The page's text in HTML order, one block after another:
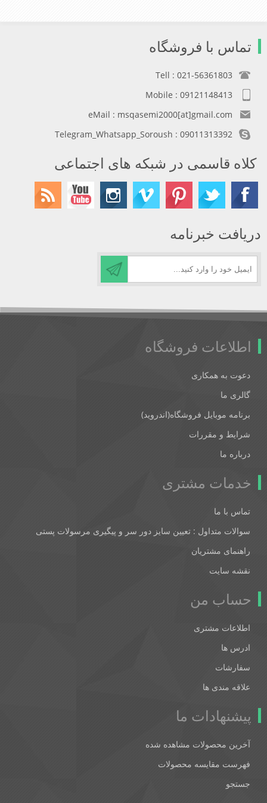
تماس با فروشگاه
Tell : 021-56361803
Mobile : 09121148413
eMail : msqasemi2000[at]gmail.com
Telegram_Whatsapp_Soroush : 09011313392
کلاه قاسمی در شبکه های اجتماعی
دریافت خبرنامه
اطلاعات فروشگاه
دعوت به همکاری
گالری ما
برنامه موبایل فروشگاه(اندروید)
شرایط و مقررات
درباره ما
خدمات مشتری
تماس با ما
سوالات متداول : تعیین سایز دور سر و پیگیری مرسولات پستی
راهنمای مشتریان
نقشه سایت
حساب من
اطلاعات مشتری
ادرس ها
سفارشات
علاقه مندی ها
پیشنهادات ما
آخرین محصولات مشاهده شده
فهرست مقایسه محصولات
جستجو